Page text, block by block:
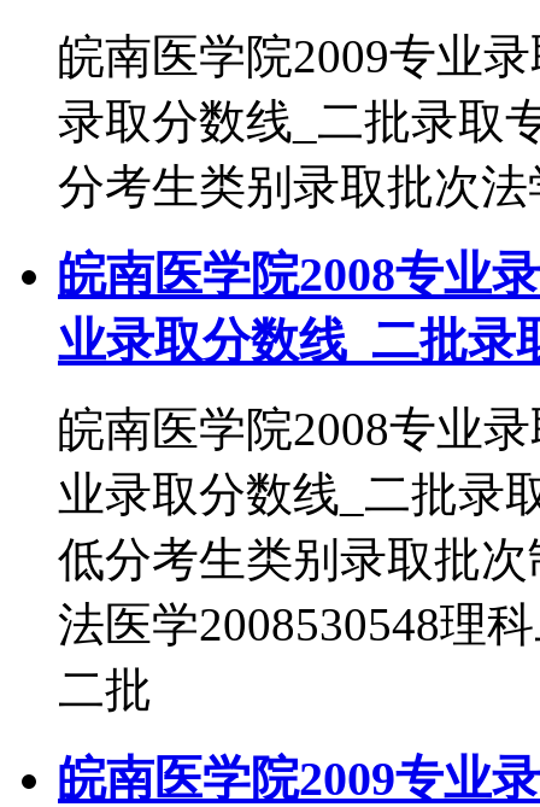
皖南医学院2009专业
录取分数线_二批录取
分考生类别录取批次法
皖南医学院2008专业
业录取分数线_二批录
皖南医学院2008专业
业录取分数线_二批录
低分考生类别录取批
法医学2008530548理
二批
皖南医学院2009专业